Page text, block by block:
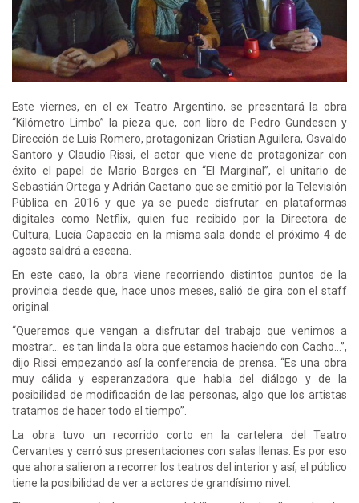
Este viernes, en el ex Teatro Argentino, se presentará la obra
“Kilómetro Limbo” la pieza que, con libro de Pedro Gundesen y
Dirección de Luis Romero, protagonizan Cristian Aguilera, Osvaldo
Santoro y Claudio Rissi, el actor que viene de protagonizar con
éxito el papel de Mario Borges en “El Marginal”, el unitario de
Sebastián Ortega y Adrián Caetano que se emitió por la Televisión
Pública en 2016 y que ya se puede disfrutar en plataformas
digitales como Netflix, quien fue recibido por la Directora de
Cultura, Lucía Capaccio en la misma sala donde el próximo 4 de
agosto saldrá a escena.
En este caso, la obra viene recorriendo distintos puntos de la
provincia desde que, hace unos meses, salió de gira con el staff
original.
“Queremos que vengan a disfrutar del trabajo que venimos a
mostrar… es tan linda la obra que estamos haciendo con Cacho…”,
dijo Rissi empezando así la conferencia de prensa. “Es una obra
muy cálida y esperanzadora que habla del diálogo y de la
posibilidad de modificación de las personas, algo que los artistas
tratamos de hacer todo el tiempo”.
La obra tuvo un recorrido corto en la cartelera del Teatro
Cervantes y cerró sus presentaciones con salas llenas. Es por eso
que ahora salieron a recorrer los teatros del interior y así, el público
tiene la posibilidad de ver a actores de grandísimo nivel.